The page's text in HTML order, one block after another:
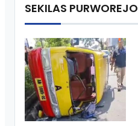
SEKILAS PURWOREJO